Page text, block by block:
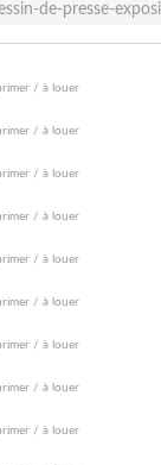
de-presse-